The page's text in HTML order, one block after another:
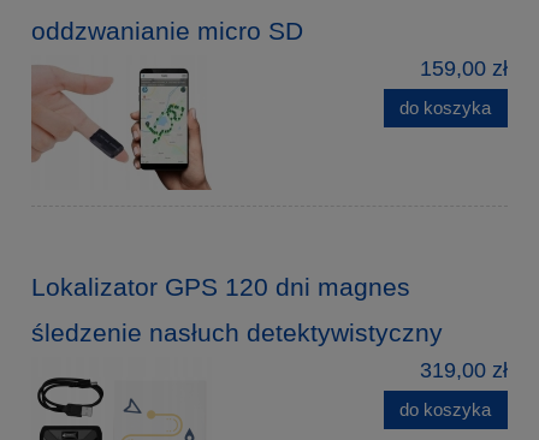
oddzwanianie micro SD
159,00 zł
do koszyka
Lokalizator GPS 120 dni magnes
śledzenie nasłuch detektywistyczny
319,00 zł
do koszyka